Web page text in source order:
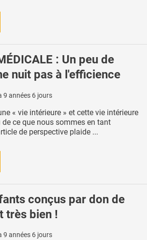
: Un peu de
nuit pas à l'efficience
9 années 6 jours
« vie intérieure » et cette vie intérieure
ce que nous sommes en tant
de perspective plaide ...
conçus par don de
très bien !
9 années 6 jours